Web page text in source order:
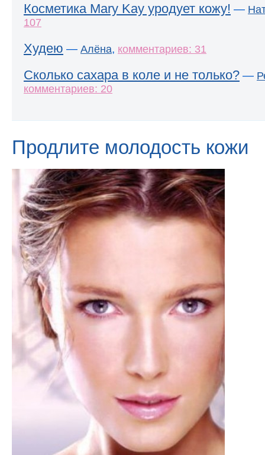
Косметика Mary Kay уродует кожу! —
107
Худею — Алёна, комментариев: 31
Сколько сахара в коле и не только? —
комментариев: 20
Продлите молодость кожи